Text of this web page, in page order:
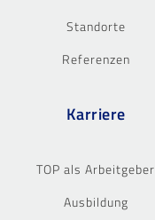
Standorte
Referenzen
Karriere
TOP als Arbeitgeber
Ausbildung